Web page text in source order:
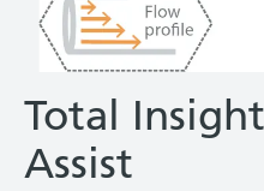
Total
Assist